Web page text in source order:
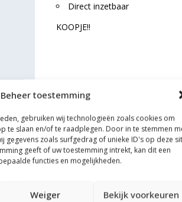
Beheer toestemming
gebruiken wij technologieën zoals cookies om
te slaan en/of te raadplegen. Door in te stemmen
gegevens zoals surfgedrag of unieke ID's op deze
geeft of uw toestemming intrekt, kan dit een
functies en mogelijkheden.
Weiger Bekijk voorkeuren
Direct inzetbaar
KOOPJE!!